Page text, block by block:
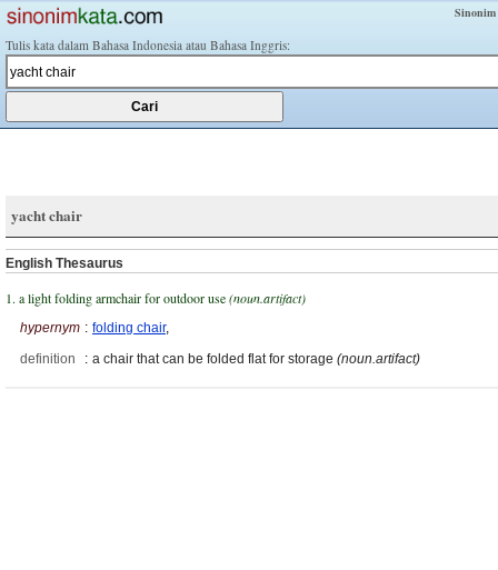
Tulis kata dalam Bahasa Indonesia atau Bahasa Inggris:
yacht chair
English Thesaurus
1. a light folding armchair for outdoor use(noun.artifact)
hypernym : folding chair,
definition
: a chair that can be folded flat for storage (noun.artifact)